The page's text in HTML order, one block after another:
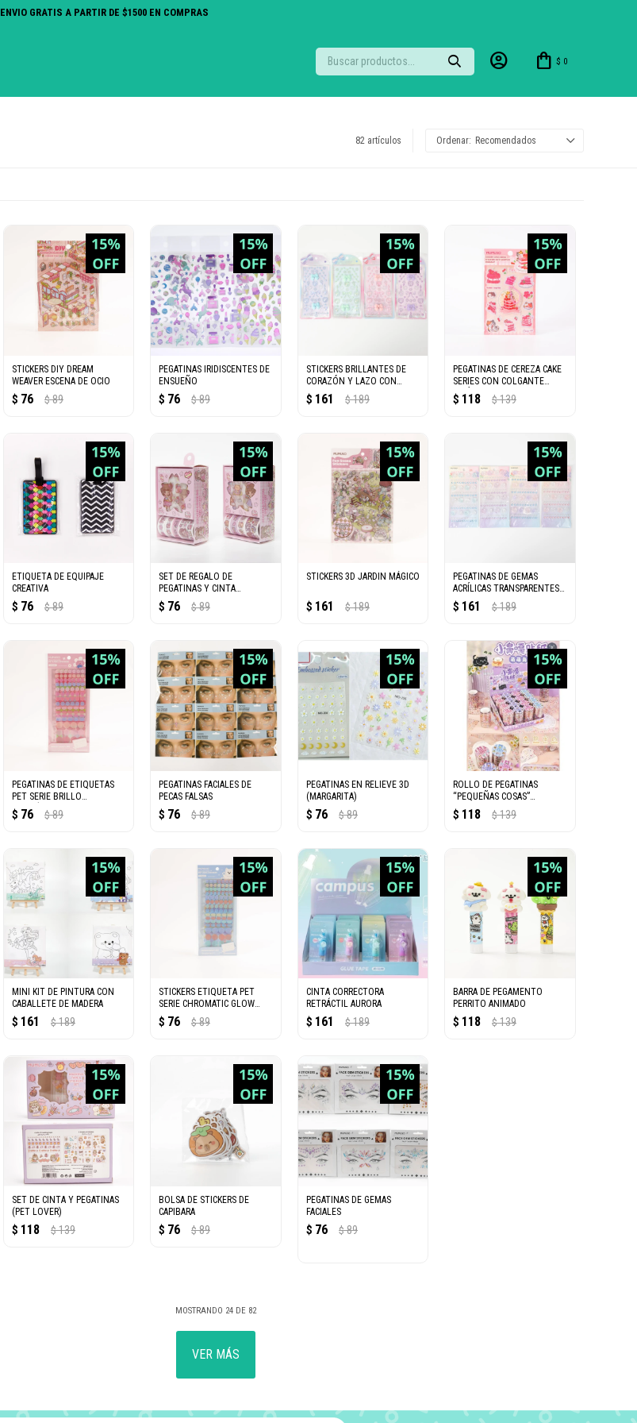
ENVIO GRATIS A PARTIR DE $1500 EN COMPRAS
$ 0
82 artículos Recomendados
STICKERS DIY DREAM
WEAVER ESCENA DE OCIO
$ 76 $ 89
PEGATINAS IRIDISCENTES DE
ENSUEÑO
$ 76 $ 89
STICKERS BRILLANTES DE
CORAZÓN Y LAZO CON
GEMAS
$ 161 $ 189
PEGATINAS DE CEREZA CAKE
SERIES CON COLGANTE
ACRÍLICO (2 HOJAS)
$ 118 $ 139
ETIQUETA DE EQUIPAJE
CREATIVA
$ 76 $ 89
SET DE REGALO DE
PEGATINAS Y CINTA
ADHESIVA (4 HOJAS + 4
ROLLOS)
$ 76 $ 89
STICKERS 3D JARDIN MÁGICO
$ 161 $ 189
PEGATINAS DE GEMAS
ACRÍLICAS TRANSPARENTES
DOTS & ROSES
$ 161 $ 189
PEGATINAS DE ETIQUETAS
PET SERIE BRILLO
CROMÁTICO [ROSA RUBOR]
$ 76 $ 89
PEGATINAS FACIALES DE
PECAS FALSAS
$ 76 $ 89
PEGATINAS EN RELIEVE 3D
(MARGARITA)
$ 76 $ 89
ROLLO DE PEGATINAS
“PEQUEÑAS COSAS”
(ESQUINAS LINDAS)
$ 118 $ 139
MINI KIT DE PINTURA CON
CABALLETE DE MADERA
$ 161 $ 189
STICKERS ETIQUETA PET
SERIE CHROMATIC GLOW
(AZUL BRUMA)
$ 76 $ 89
CINTA CORRECTORA
RETRÁCTIL AURORA
$ 161 $ 189
BARRA DE PEGAMENTO
PERRITO ANIMADO
$ 118 $ 139
SET DE CINTA Y PEGATINAS
(PET LOVER)
$ 118 $ 139
BOLSA DE STICKERS DE
CAPIBARA
$ 76 $ 89
PEGATINAS DE GEMAS
FACIALES
$ 76 $ 89
MOSTRANDO 24DE 82
VER MÁS